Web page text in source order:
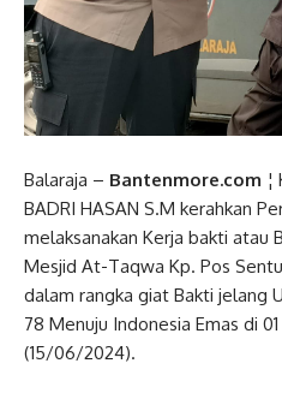
Balaraja – Bantenmore.com ¦
BADRI HASAN S.M kerahkan
melaksanakan Kerja bakti atau
Mesjid At-Taqwa Kp. Pos
dalam rangka giat Bakti jelang
78 Menuju Indonesia Emas di
(15/06/2024).